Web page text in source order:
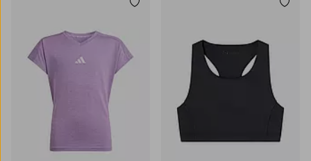
Tilføj til favoritter